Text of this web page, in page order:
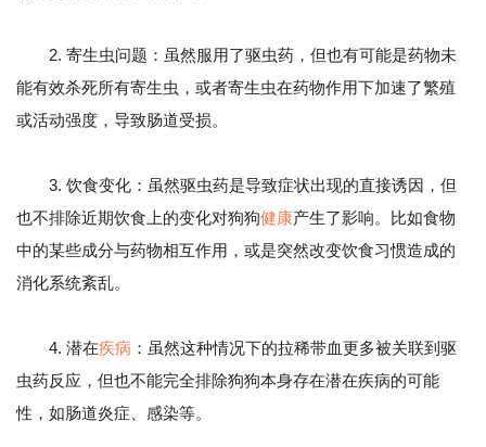
2. 寄生虫问题：虽然服用了驱虫药，但也有可能是药物未
能有效杀死所有寄生虫，或者寄生虫在药物作用下加速了繁殖
或活动强度，导致肠道受损。
3. 饮食变化：虽然驱虫药是导致症状出现的直接诱因，但
也不排除近期饮食上的变化对狗狗健康产生了影响。比如食物
中的某些成分与药物相互作用，或是突然改变饮食习惯造成的
消化系统紊乱。
4. 潜在疾病 ：虽然这种情况下的拉稀带血更多被关联到驱
虫药反应，但也不能完全排除狗狗本身存在潜在疾病的可能
性，如肠道炎症、感染等。